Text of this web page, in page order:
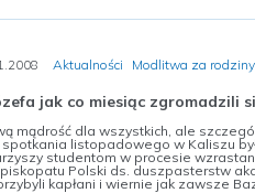
Aktualności Modlitwa za rodziny
jak co miesiąc zgromadzili
mądrość dla wszystkich, ale
listopadowego w Kaliszu
studentom w procesie
Polski ds. duszpasterstw
kapłani i wiernie jak zawsze